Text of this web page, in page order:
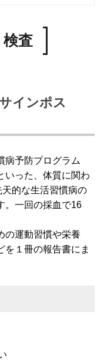
査
インポス
予防プログラム
いった、体質に関わ
的な生活習慣病の
。一回の採血で16
の運動習慣や栄養
を１冊の報告書にま